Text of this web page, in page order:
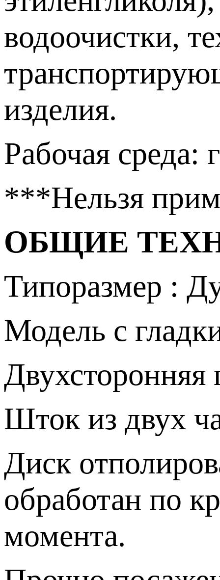
водоочистки,
изделия.
Рабочая среда:
***Нельзя
ОБЩИЕ
Типоразмер :
Модель с
Шток из двух
Диск
обработан по
момента.